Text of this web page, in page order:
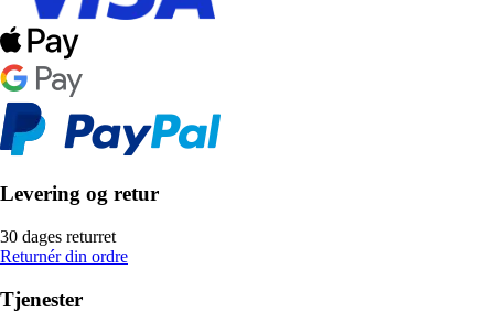
Levering og retur
30 dages returret
Returnér din ordre
Tjenester